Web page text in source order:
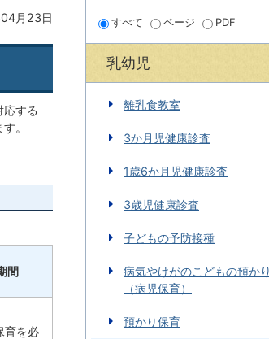
月23日
する
。
間
育を必
すべて ページ PDF
乳幼児
離乳食教室
3か月児健康診査
1歳6か月児健康診査
3歳児健康診査
子どもの予防接種
病気やけがのこどもの預かり
（病児保育）
預かり保育